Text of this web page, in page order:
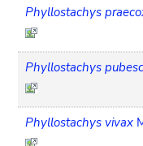
Phyllostachys
Phyllostachys
Phyllostachys vivax